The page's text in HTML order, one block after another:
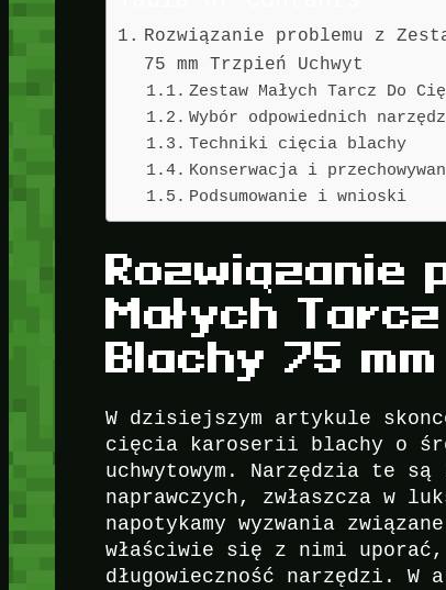
Rozwiązanie problemu z
75 mm Trzpień Uchwyt
Zestaw Małych Tarcz Do
Wybór odpowiednich
Techniki cięcia blachy
Konserwacja i
Podsumowanie i wnioski
Rozwiązanie
Małych
Blachy 75
W dzisiejszym artykule
cięcia karoserii blachy o
uchwytowym. Narzędzia te
naprawczych, zwłaszcza w
napotykamy wyzwania
właściwie się z nimi uporać,
długowieczność narzędzi.